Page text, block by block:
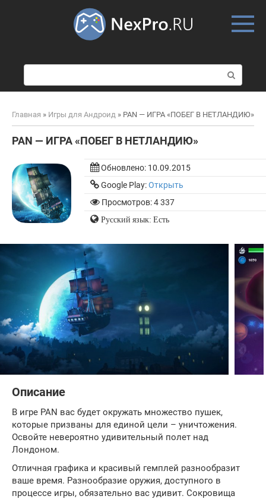
о
и
к
Главная » Игры для Андроид » PAN — ИГРА «ПОБЕГ В НЕТЛАНДИЮ»
PAN — ИГРА «ПОБЕГ В НЕТЛАНДИЮ»
Обновлено: 10.09.2015
Google Play:Открыть
Просмотров: 4 337
Русский язык: Есть
Описание
В игре PAN вас будет окружать множество пушек,
которые призваны для единой цели – уничтожения.
Освойте невероятно удивительный полет над
Лондоном.
Отличная графика и красивый гемплей разнообразит
ваше время. Разнообразие оружия, доступного в
процессе игры, обязательно вас удивит. Сокровища